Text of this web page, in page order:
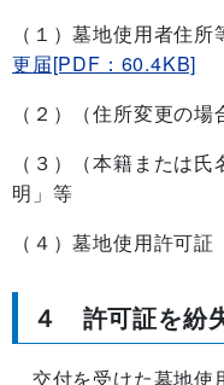
（１）墓地使用者住
更届[PDF：60.4KB]
（２）（住所変更の
（３）（本籍または
明」等
（４）墓地使用許可証
４ 許可証を紛
交付を受けた墓地使